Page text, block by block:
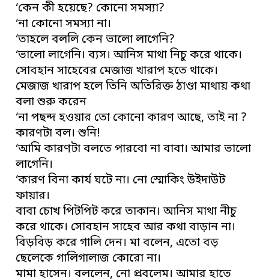
‘কেন কী হয়েছে? কোনো সমস্যা?
‘না কোনো সমস্যা না।
‘তাহলে বললি কেন ভালো লাগেনি?
‘ভালো লাগেনি। ব্যস। আনিস মাথা নিচু করে থাকে।
সোবহান সাহেবের মেজাজ খারাপ হতে থাকে।
মেজাজ খারাপ হলে তিনি অতিরিক্ত ঠাণ্ডা মাথায় কথা
বলা শুরু করেন
‘না পছন্দ হওয়ার তো কোনো কারণ আছে, তাই না ?
কারণটা বল। শুনি!
‘আমি কারণটা বলতে পারবো না বাবা। আমার ভালো
লাগেনি।
‘কারণ বিনা কার্য ঘটে না। নো স্মোকিং উইদাউট
ফায়ার।
বাবা চোখ পিটপিট করে তাকান। আনিস মাথা নীচু
করে থাকে। সোবহান সাহেব আর কথা বাড়ান না।
বিড়বিড় করে গালি দেন। মা বলেন, এতো বড়
ছেলেকে গালিগালাজ কোরো না।
মামা হাসেন। বললেন, নো প্রবলেম। আমার হাতে